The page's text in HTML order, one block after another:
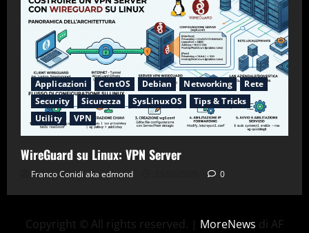
Applicazioni CentOS Debian Networking
Rete
Security
Sicurezza SysLinuxOS
Tips & Tricks
Utility
VPN
WireGuard su Linux: VPN Server
Franco Conidi aka edmond 0
Copyright © All rights reserved. | MoreNews di AF